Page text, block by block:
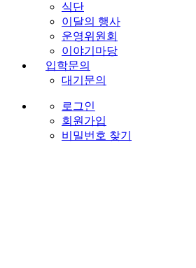
식단
이달의 행사
운영위원회
이야기마당
입학문의
대기문의
로그인
회원가입
비밀번호 찾기